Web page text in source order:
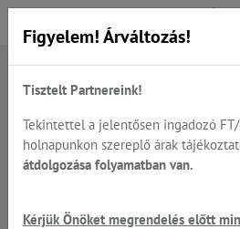
A keresett oldal
Hiba, a keresett oldal
Figyelem! Árváltozás!
Tisztelt Partnereink!
Tekintettel a jelentősen ingadozó FT/
holnapunkon szereplő árak
átdolgozása folyamatban van.
Kérjük Önöket megrendelés előtt